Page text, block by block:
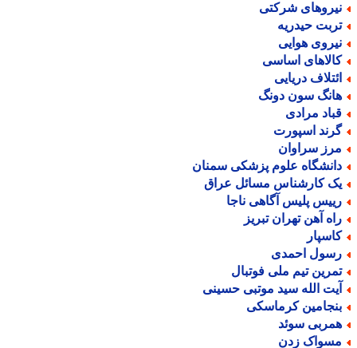
شرکتی
حیدریه
هوایی
اساسی
دریایی
سون دونگ
مرادی
اسپورت
سراوان
علوم پزشکی سمنان
کارشناس مسائل عراق
پلیس آگاهی ناجا
آهن تهران تبریز
احمدی
تیم ملی فوتبال
الله سید موتبی حسینی
کرماسکی
سوئد
زدن